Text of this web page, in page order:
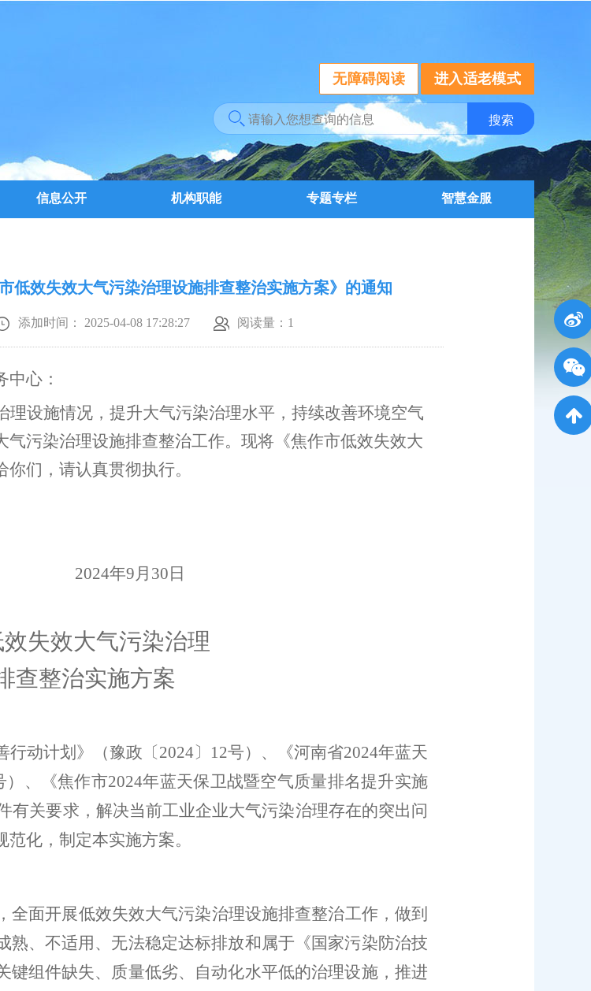
无障碍阅读 进入适老模式
信息公开 机构职能 专题专栏 智慧金服
低效失效大气污染治理设施排查整治实施方案》的通知
添加时间： 2025-04-08 17:28:27 阅读量： 1
心：
理设施情况，提升大气污染治理水平，持续改善环境空气
污染治理设施排查整治工作。现将《焦作市低效失效大
们，请认真贯彻执行。
2024年9月 30 日
失效大气污染治理
查整治实施方案
行动计划》（豫政〔2024〕 12号）、《河南省2024年蓝天
）、《焦作市2024年蓝天保卫战暨空气质量排名提升实施
有关要求，解决当前工业企业大气污染治理存在的突出问
范化 ，制定本实施方案。
全面开展低效失效大气污染治理设施排查整治工作，做到
熟、不适用、无法稳定达标排放和属于《国家污染防治技
键组件缺失、质量低劣、自动化水平低的治理设施，推进